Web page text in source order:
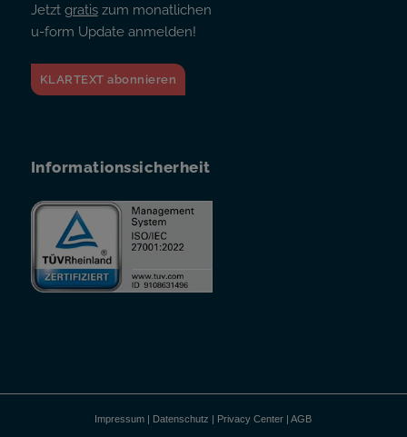
Jetzt gratiszum monatlichen
u-form Update anmelden!
KLARTEXT abonnieren
Informationssicherheit
Impressum | Datenschutz | Privacy Center |AGB